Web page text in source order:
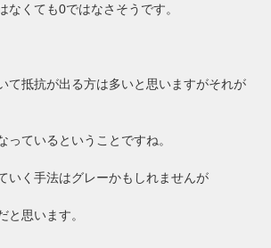
なくても0ではなさそうです。
て抵抗が出る方は多いと思いますがそれが
っているということですね。
いく手法はグレーかもしれませんが
と思います。